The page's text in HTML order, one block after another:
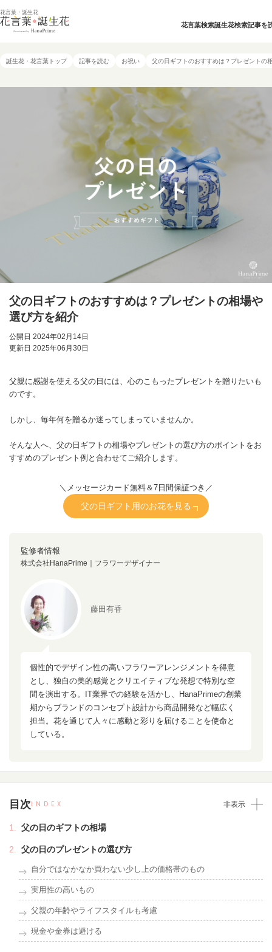
花言葉・誕生花
花言葉検索誕生花検索記事を
誕生花・花言葉トップ 記事を読む お祝い 父の日ギフトのおすすめは？プレゼントの
父の日ギフトのおすすめは？プレゼントの相場や
選び方を紹介
公開日 2024年02月14日
更新日 2025年06月30日
父親に感謝を使える父の日には、心のこもったプレゼントを贈りたいも
のです。
しかし、毎年何を贈るか迷ってしまっていませんか。
そんな人へ、父の日ギフトの相場やプレゼントの選び方のポイントをお
すすめのプレゼント例と合わせてご紹介します。
＼メッセージカード無料＆7日間保証つき／
父の日ギフト用のお花を見る
監修者情報
株式会社HanaPrime｜フラワーデザイナー
藤田有香
個性的でデザイン性の高いフラワーアレンジメントを得意
とし、独自の美的感覚とクリエイティブな発想で特別な空
間を演出する。IT業界での経験を活かし、HanaPrimeの創業
期からブランドのコンセプト設計から商品開発など幅広く
担当。花を通じて人々に感動と彩りを届けることを使命と
している。
目次INDEX 非表示
父の日のギフトの相場
父の日のプレゼントの選び方
自分ではなかなか買わない少し上の価格帯のもの
実用性の高いもの
父親の年齢やライフスタイルも考慮
現金や金券は避ける